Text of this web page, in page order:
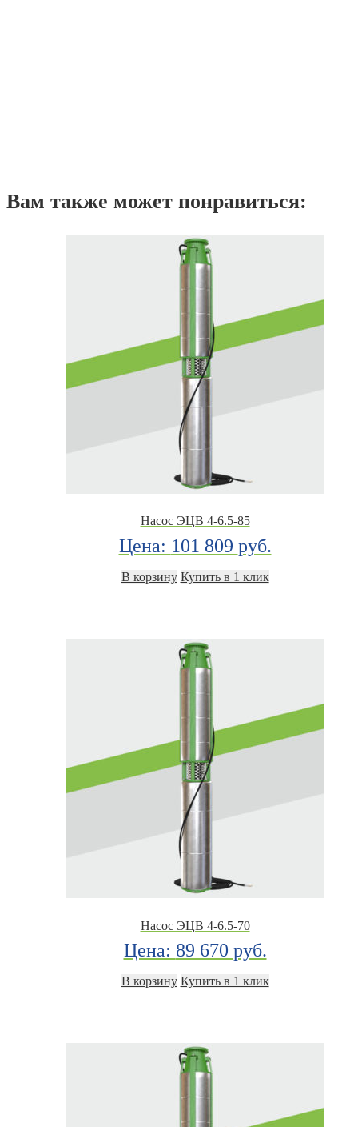
Вам также может понравиться:
Насос ЭЦВ 4-6.5-85
Цена: 101 809 руб.
В корзину Купить в 1 клик
Насос ЭЦВ 4-6.5-70
Цена: 89 670 руб.
В корзину Купить в 1 клик